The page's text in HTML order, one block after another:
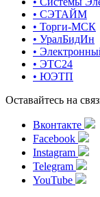
• СЭТАЙМ
• Торги-МСК
• УралБидИн
•
• ЭТС24
• ЮЭТП
Оставайтесь на
Вконтакте
Facebook
Instagram
Telegram
YouTube